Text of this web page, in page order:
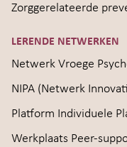
Zorggerelateerde
LERENDE NETWERKEN
Netwerk Vroege
NIPA (Netwerk
Platform Individuele
Werkplaats Peer-